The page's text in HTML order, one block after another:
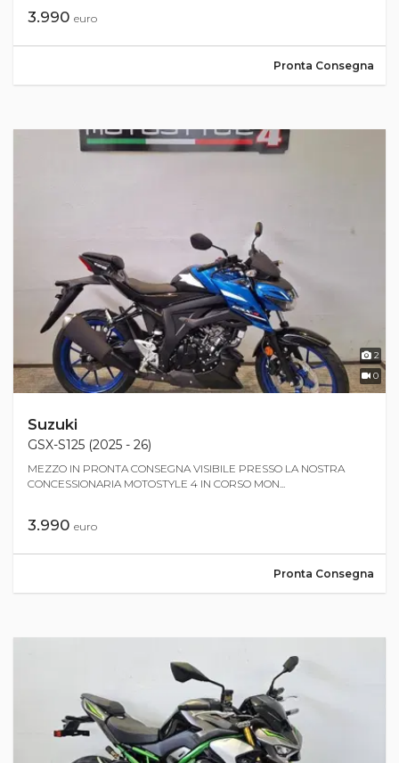
3.990 euro
Pronta Consegna
2
0
Suzuki
GSX-S125 (2025 - 26)
MEZZO IN PRONTA CONSEGNA VISIBILE PRESSO LA NOSTRA
CONCESSIONARIA MOTOSTYLE 4 IN CORSO MON...
3.990 euro
Pronta Consegna